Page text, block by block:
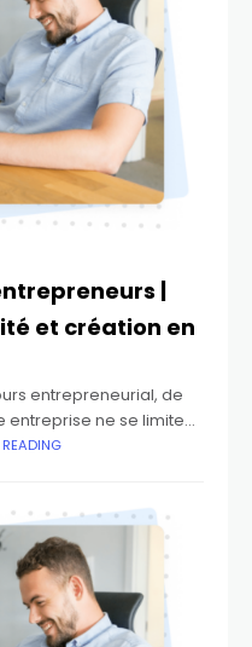
|
et création en
entrepreneurial, de
entreprise ne se limite
démarches juridiques,
READING